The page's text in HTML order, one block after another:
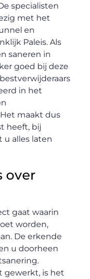
specialisten
met het
en
Paleis. Als
saneren in
goed bij deze
in het
maakt dus
heeft, bij
u alles laten
over
gaat waarin
worden,
De erkende
u doorheen
gewerkt, is het